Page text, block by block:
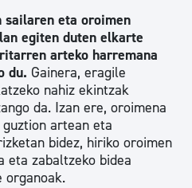
sailaren eta oroimen
egiten duten elkarte
arteko harremana
du. Gainera, eragile
nahiz ekintzak
da. Izan ere, oroimena
artean eta
bidez, hiriko oroimen
eta zabaltzeko bidea
organoak.